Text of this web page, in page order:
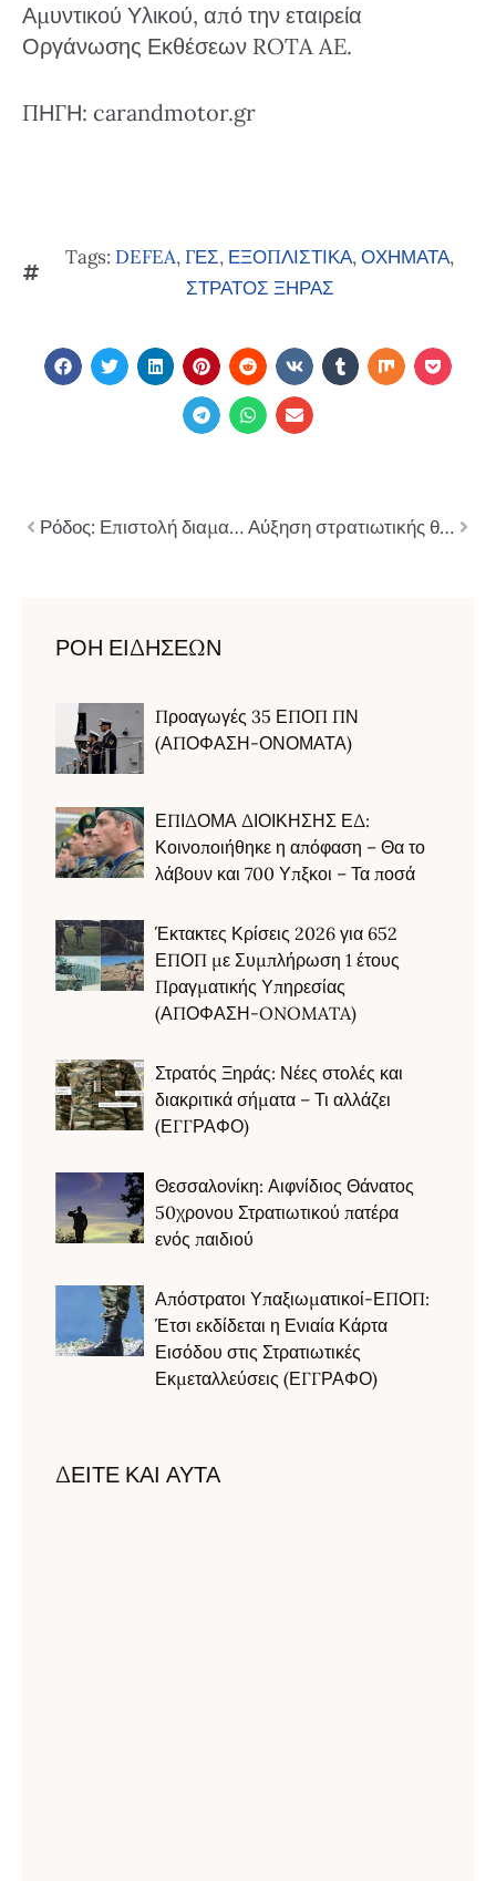
Αμυντικού Υλικού, από την εταιρεία
Οργάνωσης Εκθέσεων ROTA AE.
ΠΗΓΗ: carandmotor.gr
Tags: DEFEA, ΓΕΣ, ΕΞΟΠΛΙΣΤΙΚΑ,ΟΧΗΜΑΤΑ,
ΣΤΡΑΤΟΣ ΞΗΡΑΣ
Ρόδος: Επιστολή διαμαρτυρίας για την κατάργηση των Ταγμάτων Εθνοφυλακής Αύξηση στρατιωτικής θητείας – Τα στοιχεία δεν δικαιώνουν τους θιασώτες
ΡΟΗ ΕΙΔΗΣΕΩΝ
Προαγωγές 35 ΕΠΟΠ ΠΝ
(ΑΠΟΦΑΣΗ-ΟΝΟΜΑΤΑ)
ΕΠΙΔΟΜΑ ΔΙΟΙΚΗΣΗΣ ΕΔ:
Κοινοποιήθηκε η απόφαση – Θα το
λάβουν και 700 Υπξκοι – Τα ποσά
Έκτακτες Κρίσεις 2026 για 652
ΕΠΟΠ με Συμπλήρωση 1 έτους
Πραγματικής Υπηρεσίας
(ΑΠΟΦΑΣΗ-ONOMATA)
Στρατός Ξηράς: Νέες στολές και
διακριτικά σήματα – Τι αλλάζει
(ΕΓΓΡΑΦΟ)
Θεσσαλονίκη: Αιφνίδιος Θάνατος
50χρονου Στρατιωτικού πατέρα
ενός παιδιού
Απόστρατοι Υπαξιωματικοί-ΕΠΟΠ:
Έτσι εκδίδεται η Ενιαία Κάρτα
Εισόδου στις Στρατιωτικές
Εκμεταλλεύσεις (ΕΓΓΡΑΦΟ)
ΔΕΙΤΕ ΚΑΙ ΑΥΤΑ